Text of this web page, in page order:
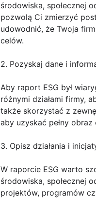
środowiska, społecznej
pozwolą Ci zmierzyć
udowodnić, że Twoja
celów.
2. Pozyskaj dane i
Aby raport ESG był
różnymi działami firmy,
także skorzystać z
aby uzyskać pełny
3. Opisz działania i
W raporcie ESG warto
środowiska, społecznej
projektów, programów